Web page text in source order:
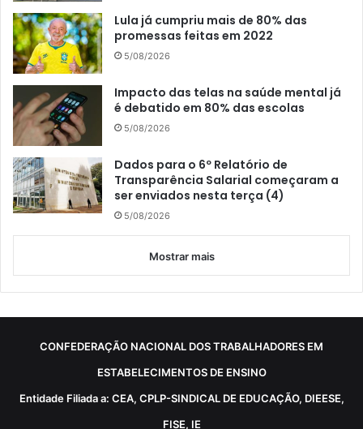
Lula já cumpriu mais de 80% das
promessas feitas em 2022
5/08/2026
Impacto das telas na saúde mental já
é debatido em 80% das escolas
5/08/2026
Dados para o 6º Relatório de
Transparência Salarial começaram a
ser enviados nesta terça (4)
5/08/2026
Mostrar mais
CONFEDERAÇÃO NACIONAL DOS TRABALHADORES EM
ESTABELECIMENTOS DE ENSINO
Entidade Filiada a: CEA, CPLP-SINDICAL DE EDUCAÇÃO, DIEESE,
FISE, IE